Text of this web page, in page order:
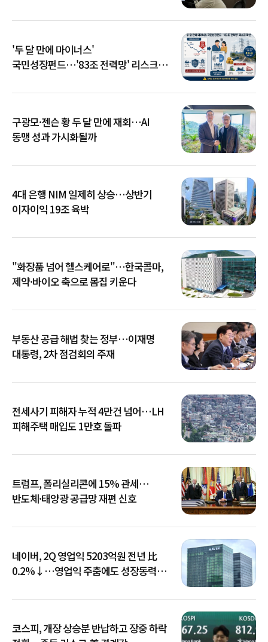
'두 달 만에 마이너스'
국민성장펀드…'83조 전력망' 리스크
구광모·젠슨 황 두 달 만에 재회…AI
동맹 성과 가시화될까
4대 은행 NIM 일제히 상승…상반기
이자이익 19조 육박
"화장품 넘어 헬스케어로"…한국콜마,
제약·바이오 축으로 몸집 키운다
부동산 공급 해법 찾는 정부…이재명
대통령, 2차 점검회의 주재
전세사기 피해자 누적 4만건 넘어…LH
피해주택 매입도 1만호 돌파
트럼프, 폴리실리콘에 15% 관세…
반도체·태양광 공급망 재편 신호
네이버, 2Q 영업익 5203억원 전년 比
0.2%↓…영업익 주춤에도 성장동력
코스피, 개장 상승분 반납하고 장중 하락